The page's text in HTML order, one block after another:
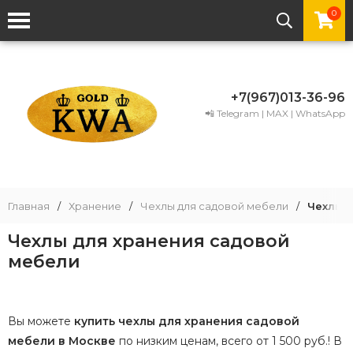
0
+7(967)013-36-96
📲 Telegram | MAX | WhatsApp
Главная / Хранение / Чехлы для садовой мебели / Чехлы
Чехлы для хранения садовой
мебели
Вы можете купить чехлы для хранения садовой
мебели в Москве по низким ценам, всего от 1 500 руб.! В